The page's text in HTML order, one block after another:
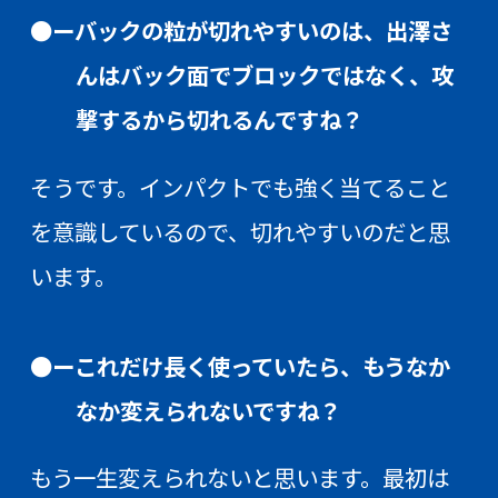
●ーバックの粒が切れやすいのは、出澤さ
んはバック面でブロックではなく、攻
撃するから切れるんですね？
そうです。インパクトでも強く当てること
を意識しているので、切れやすいのだと思
います。
●ーこれだけ長く使っていたら、もうなか
なか変えられないですね？
もう一生変えられないと思います。最初は